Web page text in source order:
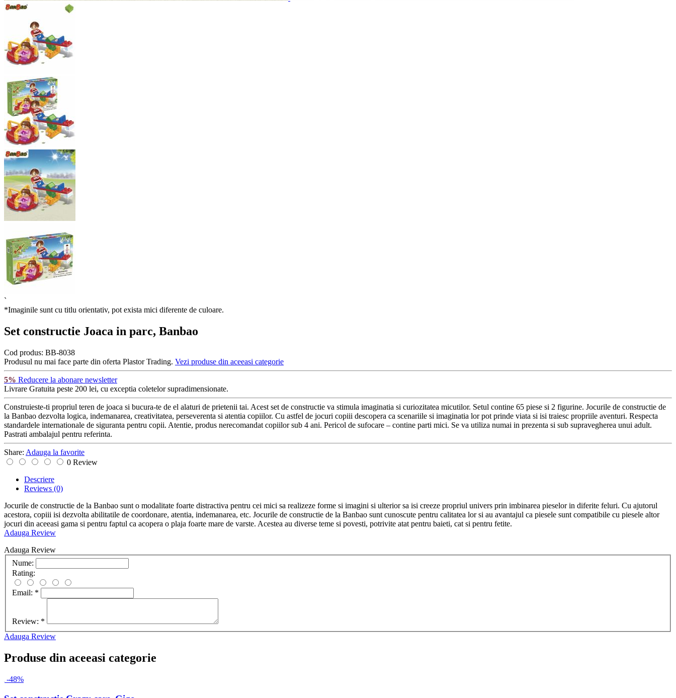
`
*Imaginile sunt cu titlu orientativ, pot exista mici diferente de culoare.
Set constructie Joaca in parc, Banbao
Cod produs: BB-8038
Produsul nu mai face parte din oferta Plastor Trading. Vezi produse din aceeasi categorie
5% Reducere la abonare newsletter
Livrare Gratuita peste 200 lei, cu exceptia coletelor supradimensionate.
Construieste-ti propriul teren de joaca si bucura-te de el alaturi de prietenii tai. Acest set de constructie va stimula imaginatia si curiozitatea micutilor. Setul contine 65 piese si 2 figurine. Jocurile de constructie de
la Banbao dezvolta logica, indemanarea, creativitatea, perseverenta si atentia copiilor. Cu astfel de jocuri copiii descopera ca scenariile si imaginatia lor pot prinde viata si isi traiesc propriile aventuri. Respecta
standardele internationale de siguranta pentru copii. Atentie, produs nerecomandat copiilor sub 4 ani. Pericol de sufocare – contine parti mici. Se va utiliza numai in prezenta si sub supravegherea unui adult.
Pastrati ambalajul pentru referinta.
Share: Adauga la favorite
0 Review
Descriere
Reviews (0)
Jocurile de constructie de la Banbao sunt o modalitate foarte distractiva pentru cei mici sa realizeze forme si imagini si ulterior sa isi creeze propriul univers prin imbinarea pieselor in diferite feluri. Cu ajutorul
acestora, copiii isi dezvolta abilitatile de coordonare, atentia, indemanarea, etc. Jocurile de constructie de la Banbao sunt cunoscute pentru calitatea lor si au avantajul ca piesele sunt compatibile cu piesele altor
jocuri din aceeasi gama si pentru faptul ca acopera o plaja foarte mare de varste. Acestea au diverse teme si povesti, potrivite atat pentru baieti, cat si pentru fetite.
Adauga Review
Adauga Review
Nume:
Rating:
Email: *
Review: *
Adauga Review
Produse din aceeasi categorie
-48%